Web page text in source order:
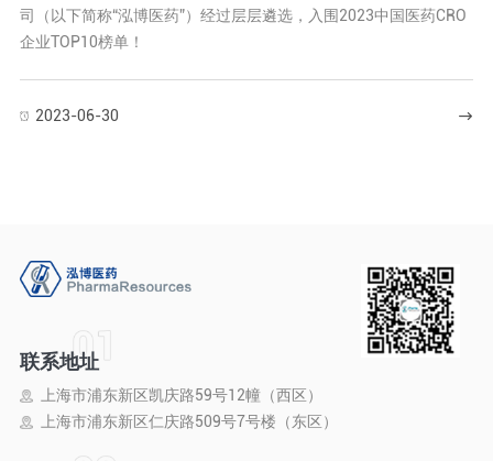
司（以下简称“泓博医药”）经过层层遴选，入围2023中国医药CRO
企业TOP10榜单！
2023-06-30
联系地址
上海市浦东新区凯庆路59号12幢（西区）
上海市浦东新区仁庆路509号7号楼（东区）